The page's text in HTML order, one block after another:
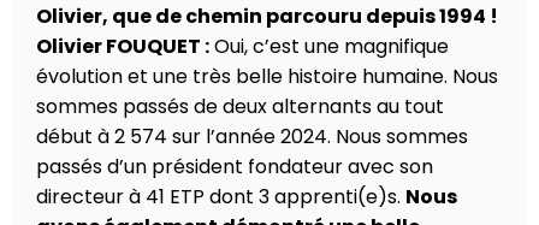
Olivier, que de chemin parcouru depuis 1994 !
Olivier FOUQUET :Oui, c’est une magnifique
évolution et une très belle histoire humaine. Nous
sommes passés de deux alternants au tout
début à 2 574 sur l’année 2024. Nous sommes
passés d’un président fondateur avec son
directeur à 41 ETP dont 3 apprenti(e)s. Nous